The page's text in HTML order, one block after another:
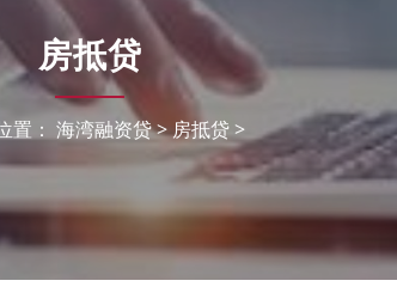
房抵贷
置： 海湾融资贷>房抵贷>